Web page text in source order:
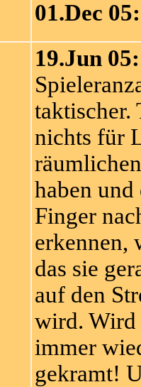
01.Dec 05:
19.Jun 05:
taktischer.
nichts für
haben
Finger
erkennen,
das sie
auf den
wird. Wird
immer
gekramt!